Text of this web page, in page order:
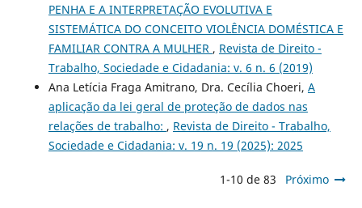
PENHA E A INTERPRETAÇÃO EVOLUTIVA E
SISTEMÁTICA DO CONCEITO VIOLÊNCIA DOMÉSTICA E
FAMILIAR CONTRA A MULHER , Revista de Direito -
Trabalho, Sociedade e Cidadania: v. 6 n. 6 (2019)
Ana Letícia Fraga Amitrano, Dra. Cecília Choeri, A
aplicação da lei geral de proteção de dados nas
relações de trabalho: , Revista de Direito - Trabalho,
Sociedade e Cidadania: v. 19 n. 19 (2025): 2025
1-10 de 83 Próximo